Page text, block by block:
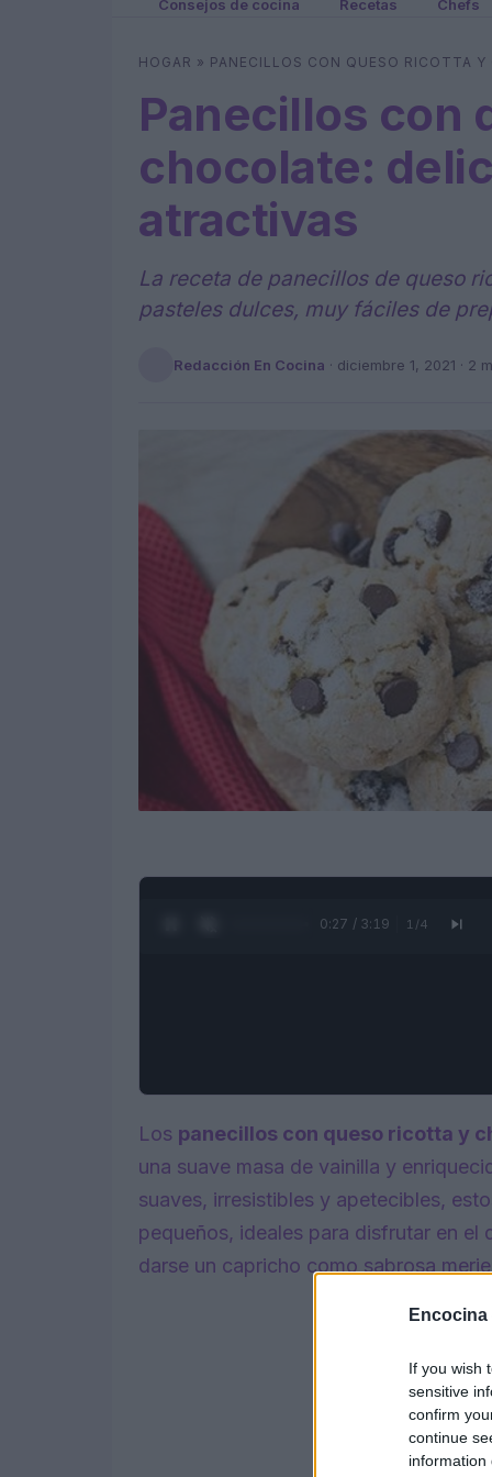
Encocina
If you wish
sensitive
confirm
continue
information
Consejos de cocina Recetas Chefs
HOGAR » PANECILLOS CON QUESO RICOTTA
Panecillos con
chocolate:
atractivas
La receta de panecillos de queso
pasteles dulces, muy fáciles de
Redacción En Cocina · diciembre 1, 2021 · 2
0:28 / 3:19 1 /4
Los panecillos con queso ricotta y
una suave masa de vainilla y
suaves, irresistibles y apetecibles,
pequeños, ideales para disfrutar en el
darse un capricho como sabrosa